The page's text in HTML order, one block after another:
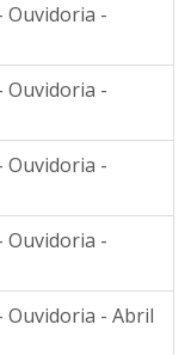
Ouvidoria -
Ouvidoria -
Ouvidoria -
Ouvidoria -
Ouvidoria - Abril